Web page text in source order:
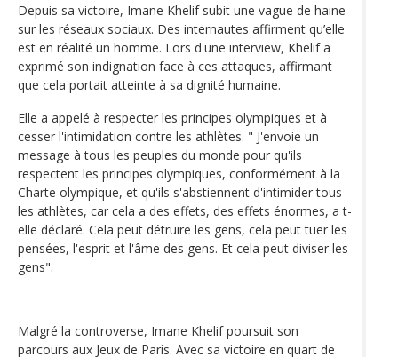
Depuis sa victoire, Imane Khelif subit une vague de haine
sur les réseaux sociaux. Des internautes affirment qu’elle
est en réalité un homme. Lors d'une interview, Khelif a
exprimé son indignation face à ces attaques, affirmant
que cela portait atteinte à sa dignité humaine.
Elle a appelé à respecter les principes olympiques et à
cesser l'intimidation contre les athlètes. " J'envoie un
message à tous les peuples du monde pour qu'ils
respectent les principes olympiques, conformément à la
Charte olympique, et qu'ils s'abstiennent d'intimider tous
les athlètes, car cela a des effets, des effets énormes, a t-
elle déclaré. Cela peut détruire les gens, cela peut tuer les
pensées, l'esprit et l'âme des gens. Et cela peut diviser les
gens".
Malgré la controverse, Imane Khelif poursuit son
parcours aux Jeux de Paris. Avec sa victoire en quart de